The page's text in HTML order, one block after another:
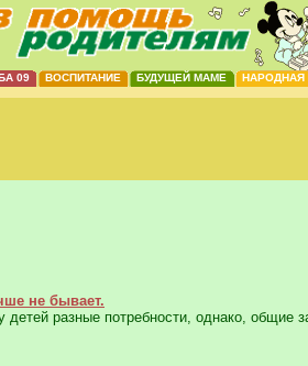
09 ВОСПИТАНИЕ БУДУЩЕЙ МАМЕ НАРОДНАЯ
не бывает.
детей разные потребности, однако, общие